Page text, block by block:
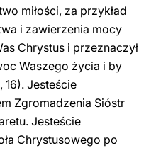
miłości, za przykład
i zawierzenia mocy
Chrystus i przeznaczył
Waszego życia i by
16). Jesteście
Zgromadzenia Sióstr
Jesteście
Chrystusowego po